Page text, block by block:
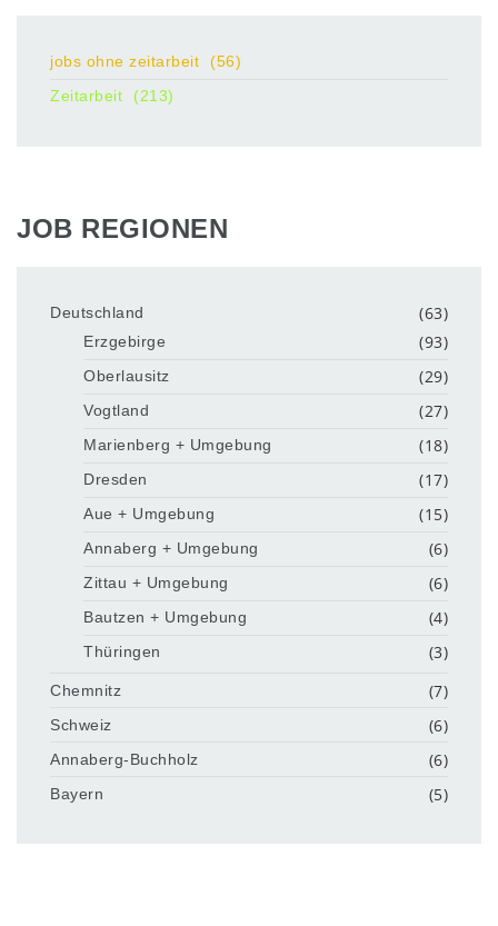
jobs ohne zeitarbeit
(56)
Zeitarbeit
(213)
JOB REGIONEN
Deutschland (63)
Erzgebirge (93)
Oberlausitz (29)
Vogtland (27)
Marienberg + Umgebung (18)
Dresden (17)
Aue + Umgebung (15)
Annaberg + Umgebung (6)
Zittau + Umgebung (6)
Bautzen + Umgebung (4)
Thüringen (3)
Chemnitz (7)
Schweiz (6)
Annaberg-Buchholz (6)
Bayern (5)